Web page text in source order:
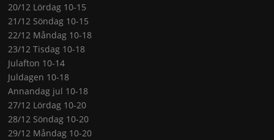
20/12 Lördag 10-15
21/12 Söndag 10-15
22/12 Måndag 10-18
23/12 Tisdag 10-18
Julafton 10-14
Juldagen 10-18
Annandag jul 10-18
27/12 Lördag 10-20
28/12 Söndag 10-20
29/12 Måndag 10-20